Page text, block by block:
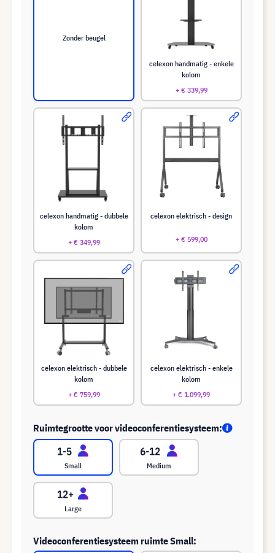
Zonder beugel
celexon handmatig - enkele
kolom
+ € 339,99
celexon handmatig - dubbele
kolom
+ € 349,99
celexon elektrisch - design
+ € 599,00
celexon elektrisch - dubbele
kolom
+ € 759,99
celexon elektrisch - enkele
kolom
+ € 1.099,99
Ruimtegrootte voor videoconferentiesysteem:
Small Medium
Large
Videoconferentiesysteem ruimte Small: